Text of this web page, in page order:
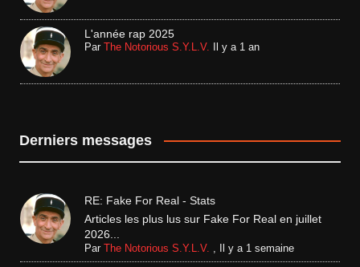
L'année rap 2025
Par The Notorious S.Y.L.V. Il y a 1 an
Derniers messages
RE: Fake For Real - Stats
Articles les plus lus sur Fake For Real en juillet
2026...
Par The Notorious S.Y.L.V. Il y a 1 semaine